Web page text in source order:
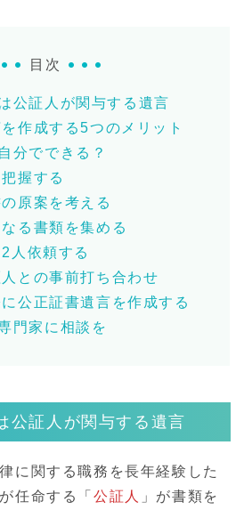
目次
公証人が関与する遺言
作成する5つのメリット
分でできる？
握する
原案を考える
る書類を集める
人依頼する
との事前打ち合わせ
公正証書遺言を作成する
門家に相談を
公証人が関与する遺言
に関する職務を長年経験した
任命する「 公証人
」が書類を